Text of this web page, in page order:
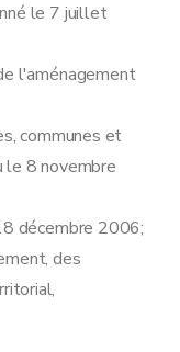
le 7 juillet
l'aménagement
communes et
le 8 novembre
décembre 2006;
des